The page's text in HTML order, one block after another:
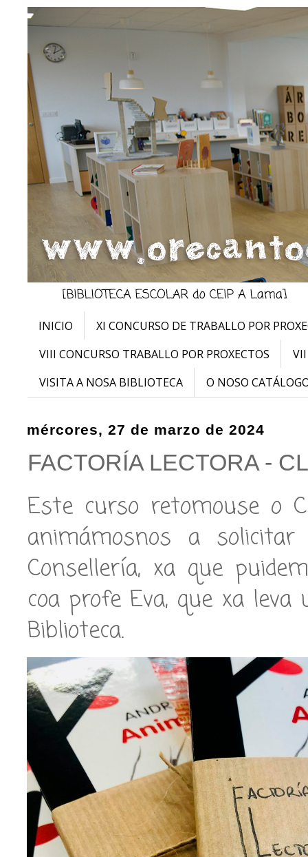
INICIO
XI CONCURSO DE TRABALLO POR
VIII CONCURSO TRABALLO POR PROXECTOS
VISITA A NOSA BIBLIOTECA
O NOSO
mércores, 27 de marzo de 2024
FACTORÍA LECTORA -
Este curso retomouse o
animámosnos a solicitar
Consellería, xa que
coa profe Eva, que xa
Biblioteca.